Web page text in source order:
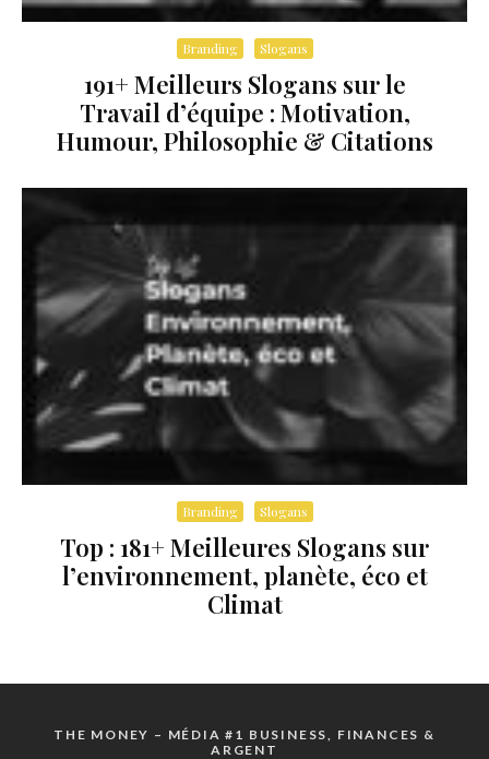
Branding Slogans
191+ Meilleurs Slogans sur le
Travail d’équipe : Motivation,
Humour, Philosophie & Citations
Branding Slogans
Top : 181+ Meilleures Slogans sur
l’environnement, planète, éco et
Climat
THE MONEY – MÉDIA #1 BUSINESS, FINANCES &
ARGENT